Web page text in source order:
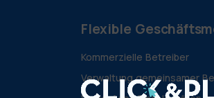
Flexible
Kommerzielle Betreiber
Verwaltung gemeinsamer